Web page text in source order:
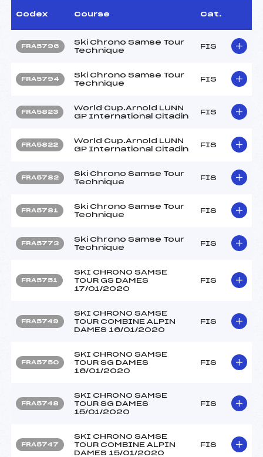
Codex Course Cat.
FRA5796
Ski Chrono Samse Tour
Technique
FIS
FRA5794
Ski Chrono Samse Tour
Technique
FIS
FRA5823
World Cup.Arnold LUNN
GP International Citadin
FIS
FRA5822
World Cup.Arnold LUNN
GP International Citadin
FIS
FRA5782
Ski Chrono Samse Tour
Technique
FIS
FRA5781
Ski Chrono Samse Tour
Technique
FIS
FRA5773
Ski Chrono Samse Tour
Technique
FIS
FRA5751
SKI CHRONO SAMSE
TOUR GS DAMES
17/01/2020
FIS
FRA5749
SKI CHRONO SAMSE
TOUR COMBINE ALPIN
DAMES 16/01/2020
FIS
FRA5750
SKI CHRONO SAMSE
TOUR SG DAMES
16/01/2020
FIS
FRA5748
SKI CHRONO SAMSE
TOUR SG DAMES
15/01/2020
FIS
FRA5747
SKI CHRONO SAMSE
TOUR COMBINE ALPIN
DAMES 15/01/2020
FIS